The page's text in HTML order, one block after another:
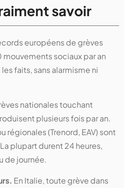
savoir
européens de grèves
mouvements sociaux par an
faits, sans alarmisme ni
nationales touchant
plusieurs fois par an.
régionales (Trenord, EAV) sont
plupart durent 24 heures,
de journée.
En Italie, toute grève dans